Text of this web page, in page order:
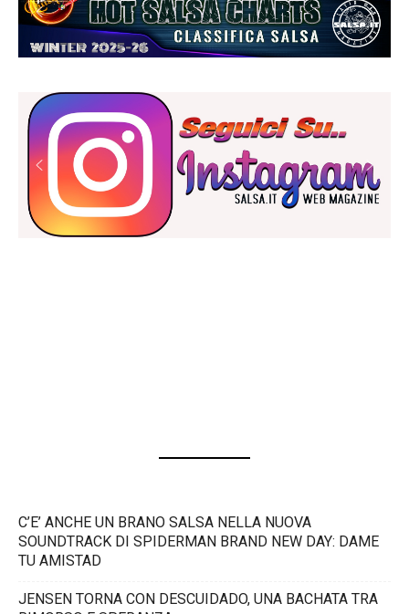
C’E’ ANCHE UN BRANO SALSA NELLA NUOVA
SOUNDTRACK DI SPIDERMAN BRAND NEW DAY: DAME
TU AMISTAD
JENSEN TORNA CON DESCUIDADO, UNA BACHATA TRA